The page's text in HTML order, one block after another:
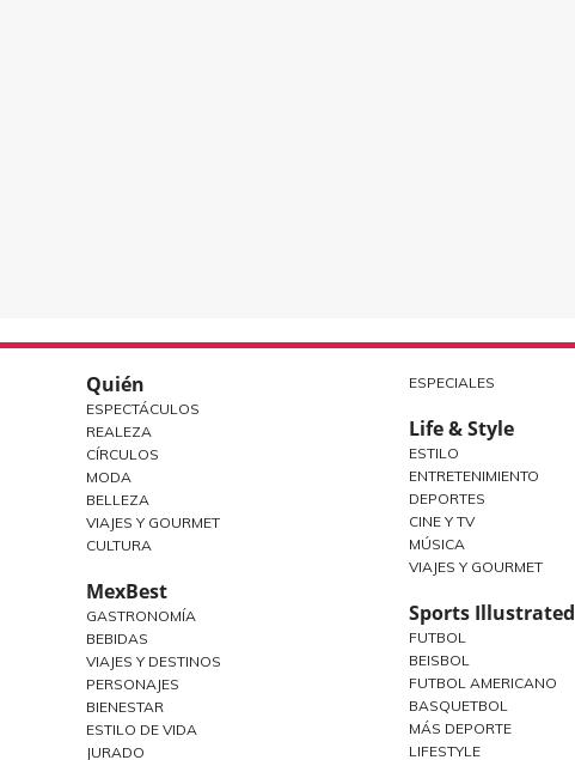
Quién
ESPECTÁCULOS
REALEZA
CÍRCULOS
MODA
BELLEZA
VIAJES Y GOURMET
CULTURA
MexBest
GASTRONOMÍA
BEBIDAS
VIAJES Y DESTINOS
PERSONAJES
BIENESTAR
ESTILO DE VIDA
JURADO
ESPECIALES
Life & Style
ESTILO
ENTRETENIMIENTO
DEPORTES
CINE Y TV
MÚSICA
VIAJES Y GOURMET
Sports Illustrated
FUTBOL
BEISBOL
FUTBOL AMERICANO
BASQUETBOL
MÁS DEPORTE
LIFESTYLE